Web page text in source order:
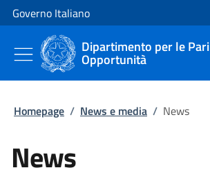
Vai al contenuto
Vai alla navigazione del sito
Governo Italiano
Dipartimento per le Pari
Opportunità
Homepage / News e media / News
News